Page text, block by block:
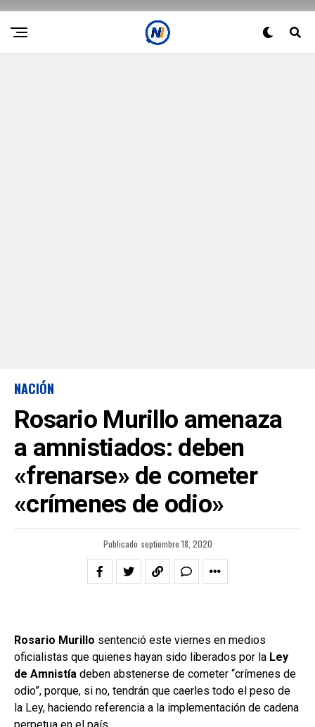
NACIÓN
Rosario Murillo amenaza
a amnistiados: deben
«frenarse» de cometer
«crímenes de odio»
Publicado septiembre 18, 2020
Rosario Murillo sentenció este viernes en medios
oficialistas que quienes hayan sido liberados por la Ley
de Amnistía deben abstenerse de cometer “crímenes de
odio”, porque, si no, tendrán que caerles todo el peso de
la Ley, haciendo referencia a la implementación de cadena